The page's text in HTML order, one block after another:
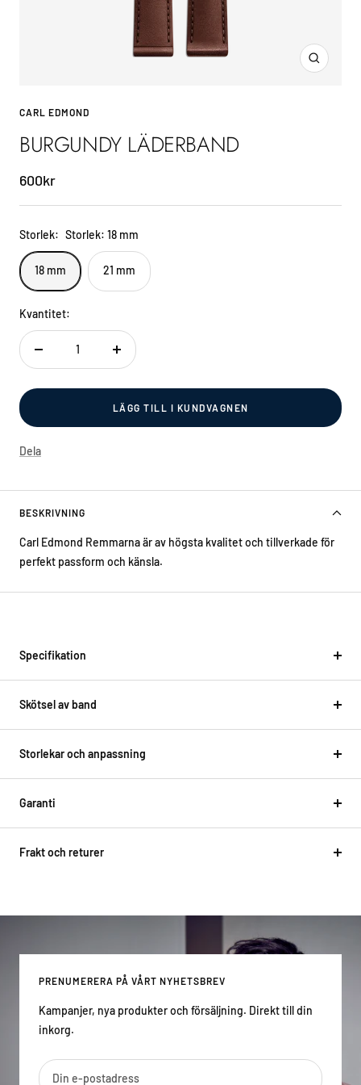
Zoom
CARL EDMOND
BURGUNDY LÄDERBAND
Sale
price
600kr
Storlek: Storlek: 18 mm
18 mm 21 mm
Kvantitet:
Decrease
Increase
LÄGG TILL I KUNDVAGNEN
Dela
BESKRIVNING
Carl Edmond Remmarna är av högsta kvalitet och tillverkade för
perfekt passform och känsla.
Specifikation
Skötsel av band
Storlekar och anpassning
Garanti
Frakt och returer
PRENUMERERA PÅ VÅRT NYHETSBREV
Kampanjer, nya produkter och försäljning. Direkt till din
inkorg.
Din e-postadress